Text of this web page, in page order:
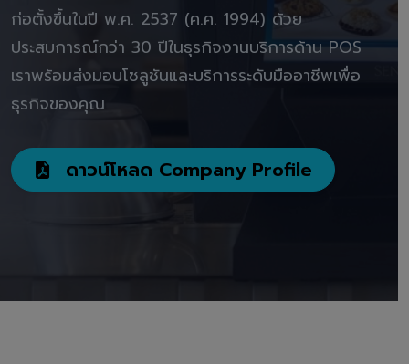
ก่อตั้งขึ้นในปี พ.ศ. 2537 (ค.ศ. 1994) ด้วย
ประสบการณ์กว่า 30 ปีในธุรกิจงานบริการด้าน POS
เราพร้อมส่งมอบโซลูชันและบริการระดับมืออาชีพเพื่อ
ธุรกิจของคุณ
ดาวน์โหลด Company Profile